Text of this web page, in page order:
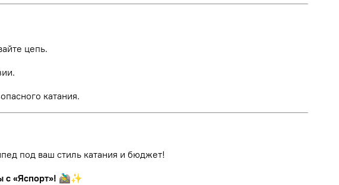
цепь.
катания.
под ваш стиль катания и бюджет!
с «Яспорт»! 🚵‍♂️✨